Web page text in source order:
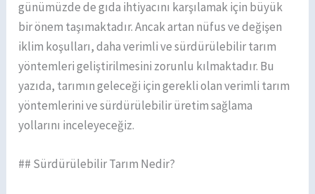
günümüzde de gıda ihtiyacını karşılamak için büyük
bir önem taşımaktadır. Ancak artan nüfus ve değişen
iklim koşulları, daha verimli ve sürdürülebilir tarım
yöntemleri geliştirilmesini zorunlu kılmaktadır. Bu
yazıda, tarımın geleceği için gerekli olan verimli tarım
yöntemlerini ve sürdürülebilir üretim sağlama
yollarını inceleyeceğiz.
## Sürdürülebilir Tarım Nedir?